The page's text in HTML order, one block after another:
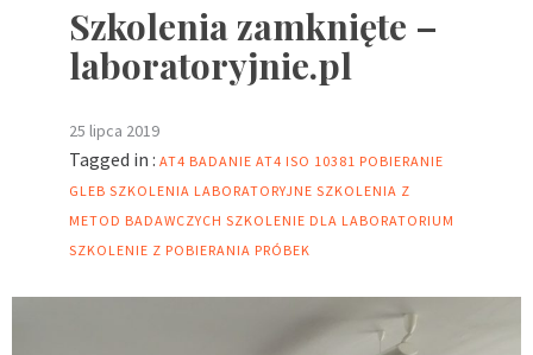
Szkolenia zamknięte –
laboratoryjnie.pl
25 lipca 2019
Tagged in : AT4 BADANIE AT4 ISO 10381 POBIERANIE
GLEB SZKOLENIA LABORATORYJNE SZKOLENIA Z
METOD BADAWCZYCH SZKOLENIE DLA LABORATORIUM
SZKOLENIE Z POBIERANIA PRÓBEK